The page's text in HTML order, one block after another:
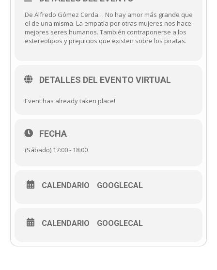
De Alfredo Gómez Cerda… No hay amor más grande que
el de una misma. La empatía por otras mujeres nos hace
mejores seres humanos. También contraponerse a los
estereotipos y prejuicios que existen sobre los piratas.
DETALLES DEL EVENTO VIRTUAL
Event has already taken place!
FECHA
(Sábado) 17:00 - 18:00
CALENDARIO GOOGLECAL
CALENDARIO GOOGLECAL